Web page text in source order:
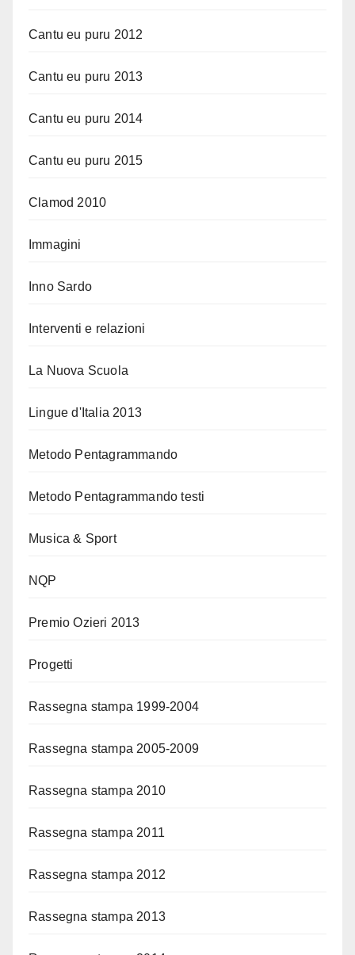
Cantu eu puru 2012
Cantu eu puru 2013
Cantu eu puru 2014
Cantu eu puru 2015
Clamod 2010
Immagini
Inno Sardo
Interventi e relazioni
La Nuova Scuola
Lingue d'Italia 2013
Metodo Pentagrammando
Metodo Pentagrammando testi
Musica & Sport
NQP
Premio Ozieri 2013
Progetti
Rassegna stampa 1999-2004
Rassegna stampa 2005-2009
Rassegna stampa 2010
Rassegna stampa 2011
Rassegna stampa 2012
Rassegna stampa 2013